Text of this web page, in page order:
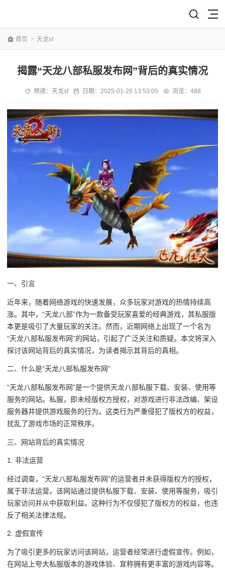
首页 > 天龙sf
揭露“天龙八部私服发布网”背后的真实情况
频道： 天龙sf 日期： 2025-01-26 13:53:05 浏览：488
一、引言
近年来，随着网络游戏的快速发展，众多玩家对游戏的热情持续高
涨。其中，“天龙八部”作为一款备受玩家喜爱的经典游戏，其私服版
本更是吸引了大量玩家的关注。然而，近期网络上出现了一个名为
“天龙八部私服发布网”的网站，引起了广泛关注和质疑。本文将深入
探讨该网站背后的真实情况，为读者揭示其背后的真相。
二、什么是“天龙八部私服发布网”
“天龙八部私服发布网”是一个提供天龙八部私服下载、安装、使用等
服务的网站。私服，即未经版权方授权，对游戏进行非法改编、架设
服务器并提供游戏服务的行为。这类行为严重侵犯了版权方的权益，
扰乱了游戏市场的正常秩序。
三、网站背后的真实情况
1. 非法运营
经过调查，“天龙八部私服发布网”的运营者并未获得版权方的授权，
属于非法运营。该网站通过提供私服下载、安装、使用等服务，吸引
玩家访问并从中获取利益。这种行为不仅侵犯了版权方的权益，也违
反了相关法律法规。
2. 虚假宣传
为了吸引更多的玩家访问该网站，运营者经常进行虚假宣传。例如，
在网站上夸大私服版本的游戏体验、宣称拥有更丰富的游戏内容等。